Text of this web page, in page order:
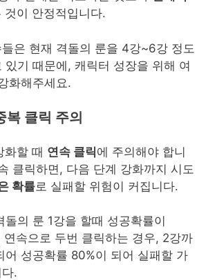
것이 안정적입니다.
은 현재 격돌의 룬을 4강~6강 정도
있기 때문에, 캐릭터 성장을 위해 여
화해주세요.
복 클릭 주의
화할 때 연속 클릭에 주의해야 합니
클릭하면, 다음 단계 강화까지 시도
확률로 실패할 위험이 커집니다.
돌의 룬 1강을 할때 성공확률이
연속으로 두번 클릭하는 경우, 2강까
어 성공확률 80%이 되어 실패할 가
.